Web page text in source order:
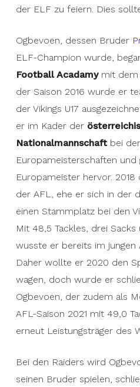
Championships, emerging
debut before establishing
the Vienna Vikings the
tackles, three sacks and
knew how to impress at a
he wanted to make the
2020, but he was
Ogbevoen, who also
again a top performer for
the 2021 AFL season
sack.
der ELF zu feiern. Dies
Ogbevoen, dessen Bruder
ELF-Champion wurde,
Football Acadamymit dem
der Saison 2016 wurde er
der Vikings U17
er im Kader der
Nationalmannschaftbei
Europameisterschaften und
Europameister hervor.
der AFL, ehe er sich in der
einen Stammplatz bei den
Mit 48,5 Tackles, drei
wusste er bereits im jungen
Daher wollte er 2020 den
wagen, doch wurde er
Ogbevoen, der zudem als
AFL-Saison 2021 mit 49,0
erneut Leistungsträger des
Bei den Raiders wird
seinen Bruder spielen,